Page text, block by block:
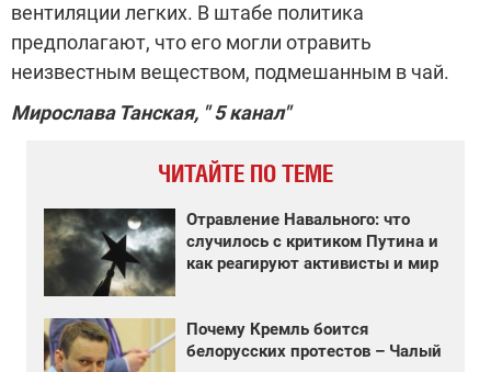
вентиляции легких. В штабе политика
предполагают, что его могли отравить
неизвестным веществом, подмешанным в чай.
Мирослава Танская, " 5 канал"
ЧИТАЙТЕ ПО ТЕМЕ
Отравление Навального: что
случилось с критиком Путина и
как реагируют активисты и мир
Почему Кремль боится
белорусских протестов – Чалый